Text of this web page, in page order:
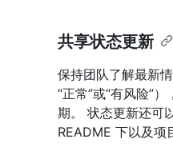
共享状态更新
保持团队了解最新
“正常”或“有风险”
期。 状态更新还可
README 下以及项